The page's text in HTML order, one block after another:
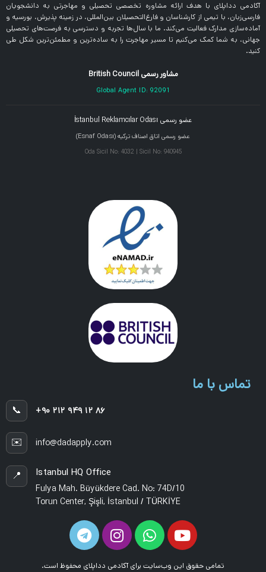
آکادمی دداپلای با هدف ارائه مشاوره تخصصی تحصیلی و مهاجرتی به دانشجویان
فارسی‌زبان، با تیمی از کارشناسان و فارغ‌التحصیلان بین‌المللی، در زمینه پذیرش، بورسیه و
آماده‌سازی مدارک فعالیت می‌کند. ما با سال‌ها تجربه و دسترسی به فرصت‌های تحصیلی
جهانی، به شما کمک می‌کنیم تا مسیر مهاجرت را به ساده‌ترین و مطمئن‌ترین شکل طی
کنید.
مشاور رسمی British Council
Global Agent ID: 92091
عضو رسمی İstanbul Reklamcılar Odası
عضو رسمی اتاق اصناف ترکیه (Esnaf Odası)
Oda Sicil No: 4032 | Sicil No: 940945
تماس با ما
📞 +۹۰ ۲۱۲ ۹۴۹ ۱۲ ۸۶
✉️ info@dadapply.com
📍 Istanbul HQ Office
Fulya Mah. Büyükdere Cad. No: 74D/10
Torun Center, Şişli, İstanbul / TÜRKİYE
تمامی حقوق این وب‌سایت برای آکادمی دداپلای محفوظ است.